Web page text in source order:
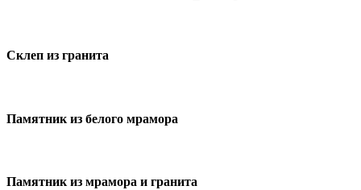
Склеп из гранита
Памятник из белого мрамора
Памятник из мрамора и гранита